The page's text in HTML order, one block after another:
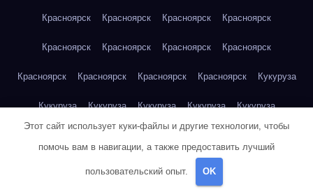
Красноярск Красноярск Красноярск Красноярск
Красноярск Красноярск Красноярск Красноярск
Красноярск Красноярск Красноярск Красноярск Кукуруза
Кукуруза Кукуруза Кукуруза Кукуруза Кукуруза
Этот сайт использует куки-файлы и другие технологии, чтобы
помочь вам в навигации, а также предоставить лучший
пользовательский опыт. OK